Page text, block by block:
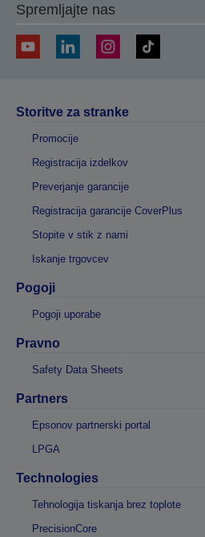
Spremljajte nas
Storitve za stranke
Promocije
Registracija izdelkov
Preverjanje garancije
Registracija garancije CoverPlus
Stopite v stik z nami
Iskanje trgovcev
Pogoji
Pogoji uporabe
Pravno
Safety Data Sheets
Partners
Epsonov partnerski portal
LPGA
Technologies
Tehnologija tiskanja brez toplote
PrecisionCore